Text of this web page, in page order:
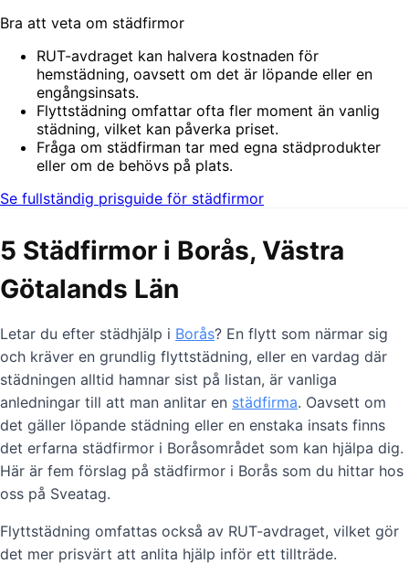
Bra att veta om städfirmor
RUT-avdraget kan halvera kostnaden för
hemstädning, oavsett om det är löpande eller en
engångsinsats.
Flyttstädning omfattar ofta fler moment än vanlig
städning, vilket kan påverka priset.
Fråga om städfirman tar med egna städprodukter
eller om de behövs på plats.
Se fullständig prisguide för städfirmor
5 Städfirmor i Borås, Västra
Götalands Län
Letar du efter städhjälp i Borås? En flytt som närmar sig
och kräver en grundlig flyttstädning, eller en vardag där
städningen alltid hamnar sist på listan, är vanliga
anledningar till att man anlitar en städfirma. Oavsett om
det gäller löpande städning eller en enstaka insats finns
det erfarna städfirmor i Boråsområdet som kan hjälpa dig.
Här är fem förslag på städfirmor i Borås som du hittar hos
oss på Sveatag.
Flyttstädning omfattas också av RUT-avdraget, vilket gör
det mer prisvärt att anlita hjälp inför ett tillträde.